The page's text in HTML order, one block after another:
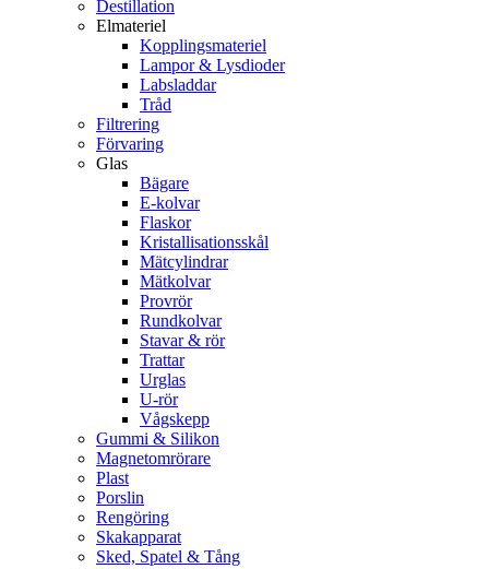
Destillation
Elmateriel
Kopplingsmateriel
Lampor & Lysdioder
Labsladdar
Tråd
Filtrering
Förvaring
Glas
Bägare
E-kolvar
Flaskor
Kristallisationsskål
Mätcylindrar
Mätkolvar
Provrör
Rundkolvar
Stavar & rör
Trattar
Urglas
U-rör
Vågskepp
Gummi & Silikon
Magnetomrörare
Plast
Porslin
Rengöring
Skakapparat
Sked, Spatel & Tång